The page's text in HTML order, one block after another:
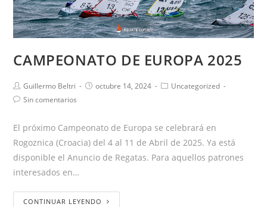
CAMPEONATO DE EUROPA 2025
Guillermo Beltri octubre 14, 2024
Uncategorized
Sin comentarios
El próximo Campeonato de Europa se celebrará en
Rogoznica (Croacia) del 4 al 11 de Abril de 2025. Ya está
disponible el Anuncio de Regatas. Para aquellos patrones
interesados en…
CONTINUAR LEYENDO